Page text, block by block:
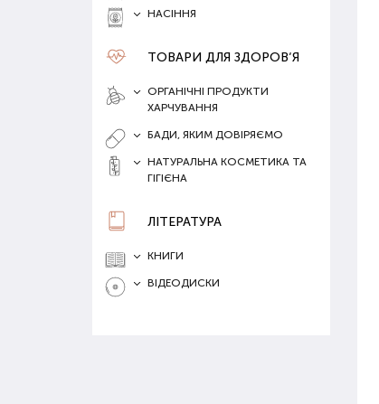
НАСІННЯ
ТОВАРИ ДЛЯ ЗДОРОВ‘Я
ОРГАНІЧНІ ПРОДУКТИ
ХАРЧУВАННЯ
БАДИ, ЯКИМ ДОВІРЯЄМО
НАТУРАЛЬНА КОСМЕТИКА ТА
ГІГІЄНА
ЛІТЕРАТУРА
КНИГИ
ВІДЕОДИСКИ